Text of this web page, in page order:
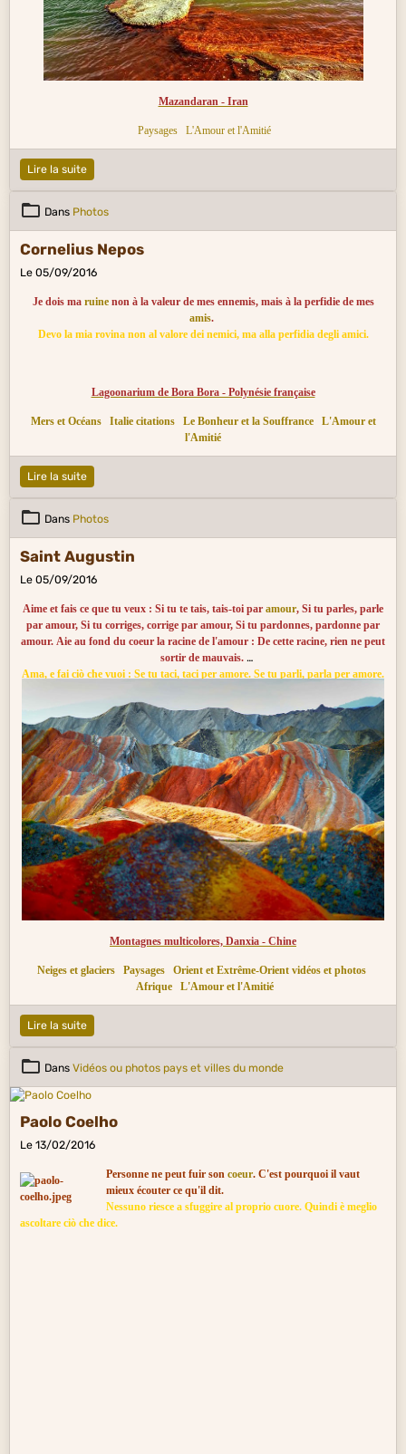
Mazandaran - Iran
Paysages L'Amour et l'Amitié
Lire la suite
Dans Photos
Cornelius Nepos
Le 05/09/2016
Je dois ma ruinenon à la valeur de mes ennemis, mais à la perfidie de mes
amis.
Devo la mia rovina non al valore dei nemici, ma alla perfidia degli amici.
Lagoonarium de Bora Bora - Polynésie française
Mers et Océans Italie citations Le Bonheur et la Souffrance
L'Amour et
l'Amitié
Lire la suite
Dans Photos
Saint Augustin
Le 05/09/2016
Aime et fais ce que tu veux : Si tu te tais, tais-toi par amour, Si tu parles, parle
par amour, Si tu corriges, corrige par amour, Si tu pardonnes, pardonne par
amour. Aie au fond du coeur la racine de l'amour : De cette racine, rien ne peut
sortir de mauvais.
Ama, e fai ciò che vuoi : Se tu taci, taci per amore. Se tu parli, parla per amore.
sempre in fondo al cuore la radice dell'amore. Da questa radice non possono
che sorgere cose buone.
Montagnes multicolores, Danxia - Chine
Neiges et glaciers Paysages
Orient et Extrême-Orient vidéos et photos
Afrique
L'Amour et l'Amitié
Lire la suite
Dans Vidéos ou photos pays et villes du monde
Paolo Coelho
Le 13/02/2016
Personne ne peut fuir son coeur. C'est pourquoi il vaut
mieux écouter ce qu'il dit.
Nessuno riesce a sfuggire al proprio cuore. Quindi è meglio
ascoltare ciò che dice.